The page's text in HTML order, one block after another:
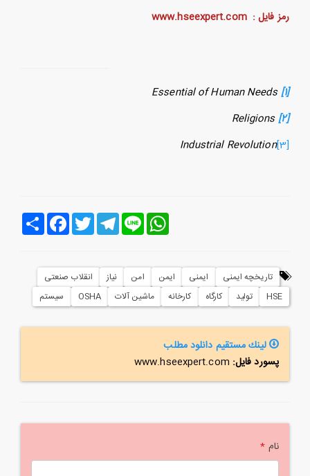
رمز فایل :www.hseexpert.com
Essential of Human Needs
Religions
Industrial Revolution
اشتراک
FacebookTwitter
Telegram Line
WhatsApp
تاریخچه ایمنی ایمنی ایمن امن نیاز
انقلاب صنعتی
HSE
تولید کارگاه کارخانه ماشین آلات OSHA سیستم
لینك مستقیم دانلود مطلب
پسورد فایل:www.hseexpert.com
نام*